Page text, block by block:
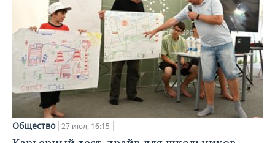
Общество 27 июл, 16:15